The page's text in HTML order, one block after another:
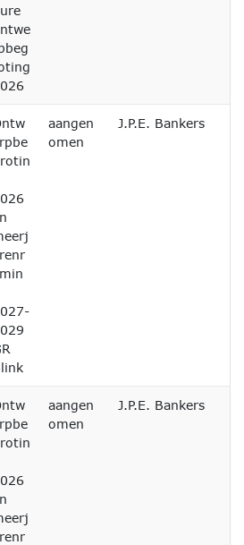
aangen
omen
J.P.E. Bankers
aangen
omen
J.P.E. Bankers